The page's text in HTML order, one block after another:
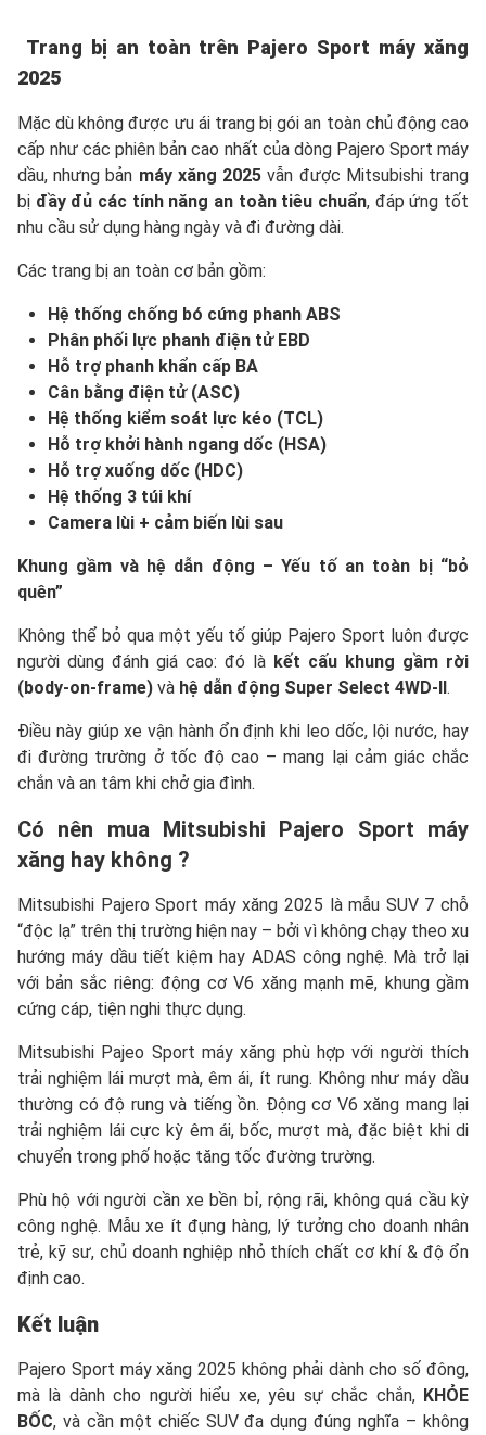
Trang bị an toàn trên Pajero Sport máy xăng
2025
Mặc dù không được ưu ái trang bị gói an toàn chủ động cao
cấp như các phiên bản cao nhất của dòng Pajero Sport máy
dầu, nhưng bản máy xăng 2025 vẫn được Mitsubishi trang
bị đầy đủ các tính năng an toàn tiêu chuẩn, đáp ứng tốt
nhu cầu sử dụng hàng ngày và đi đường dài.
Các trang bị an toàn cơ bản gồm:
Hệ thống chống bó cứng phanh ABS
Phân phối lực phanh điện tử EBD
Hỗ trợ phanh khẩn cấp BA
Cân bằng điện tử (ASC)
Hệ thống kiểm soát lực kéo (TCL)
Hỗ trợ khởi hành ngang dốc (HSA)
Hỗ trợ xuống dốc (HDC)
Hệ thống 3 túi khí
Camera lùi + cảm biến lùi sau
Khung gầm và hệ dẫn động – Yếu tố an toàn bị “bỏ
quên”
Không thể bỏ qua một yếu tố giúp Pajero Sport luôn được
người dùng đánh giá cao: đó là kết cấu khung gầm rời
(body-on-frame) và hệ dẫn động Super Select 4WD-II.
Điều này giúp xe vận hành ổn định khi leo dốc, lội nước, hay
đi đường trường ở tốc độ cao – mang lại cảm giác chắc
chắn và an tâm khi chở gia đình.
Có nên mua Mitsubishi Pajero Sport máy
xăng hay không ?
Mitsubishi Pajero Sport máy xăng 2025 là mẫu SUV 7 chỗ
“độc lạ” trên thị trường hiện nay – bởi vì không chạy theo xu
hướng máy dầu tiết kiệm hay ADAS công nghệ. Mà trở lại
với bản sắc riêng: động cơ V6 xăng mạnh mẽ, khung gầm
cứng cáp, tiện nghi thực dụng.
Mitsubishi Pajeo Sport máy xăng phù hợp với người thích
trải nghiệm lái mượt mà, êm ái, ít rung. Không như máy dầu
thường có độ rung và tiếng ồn. Động cơ V6 xăng mang lại
trải nghiệm lái cực kỳ êm ái, bốc, mượt mà, đặc biệt khi di
chuyển trong phố hoặc tăng tốc đường trường.
Phù hộ với người cần xe bền bỉ, rộng rãi, không quá cầu kỳ
công nghệ. Mẫu xe ít đụng hàng, lý tưởng cho doanh nhân
trẻ, kỹ sư, chủ doanh nghiệp nhỏ thích chất cơ khí & độ ổn
định cao.
Kết luận
Pajero Sport máy xăng 2025 không phải dành cho số đông,
mà là dành cho người hiểu xe, yêu sự chắc chắn, KHỎE
BỐC, và cần một chiếc SUV đa dụng đúng nghĩa – không